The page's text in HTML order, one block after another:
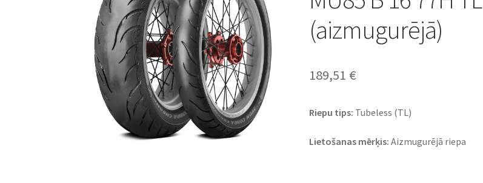
(aizmugurējā)
189,51 €
Riepu tips: Tubeless (TL)
Lietošanas mērķis: Aizmugurējā riepa